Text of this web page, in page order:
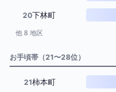
20下林町
他 8 地区
お手頃帯（21〜28位）
21柿本町